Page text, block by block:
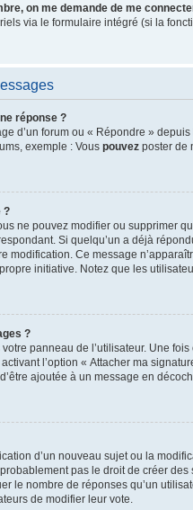
on me demande de me
via le formulaire intégré (si la
réponse ?
d’un forum ou « Répondre »
exemple : Vous pouvez poster de
?
ne pouvez modifier ou supprimer
Si quelqu’un a déjà
modification. Ce message
initiative. Notez que les
?
panneau de l’utilisateur. Une
l’option « Attacher ma
ajoutée à un message en
d’un nouveau sujet ou la
pas le droit de créer
le nombre de réponses qu’un
de modifier leur vote.